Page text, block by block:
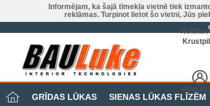
Informējam, ka šajā tīmekļa vietnē tiek
reklāmas. Turpinot lietot šo vietni, Jūs
MANS
GRĪDAS LŪKAS SIENAS LŪKAS FLĪZĒM